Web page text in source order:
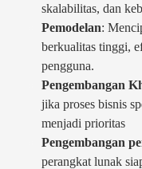
skalabilitas, dan
Pemodelan:
berkualitas tinggi,
pengguna.
Pengembangan
jika proses bisnis
menjadi prioritas
Pengembangan
perangkat lunak